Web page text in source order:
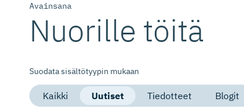
Avainsana
Nuorille töitä
Suodata sisältötyypin mukaan
Kaikki Uutiset Tiedotteet Blogit